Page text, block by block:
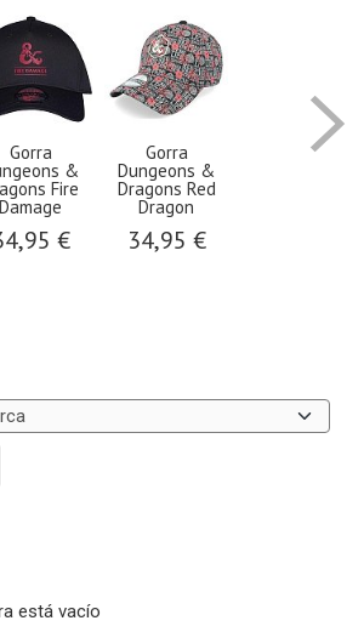
está vacío
Gorra
&
Fire
Damage
€
Gorra
Dungeons &
Dragons Red
Dragon
34,95 €